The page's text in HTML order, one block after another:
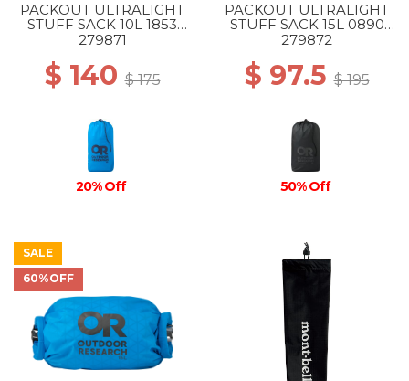
PACKOUT ULTRALIGHT
STUFF SACK 10L 1853
ATOLL
279871
$ 140$ 175
20% Off
PACKOUT ULTRALIGHT
STUFF SACK 15L 0890
CHARCOAL
279872
$ 97.5$ 195
50% Off
SALE
60%OFF